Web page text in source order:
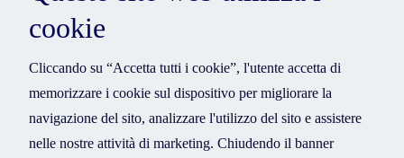
cookie
Cliccando su “Accetta tutti i cookie”, l'utente accetta di
memorizzare i cookie sul dispositivo per migliorare la
navigazione del sito, analizzare l'utilizzo del sito e assistere
nelle nostre attività di marketing. Chiudendo il banner